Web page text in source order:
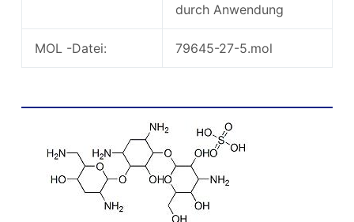
durch Anwendung
MOL -Datei: 79645-27-5.mol